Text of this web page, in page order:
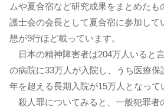
ムや夏合宿など研究成果をまとめた
護士会の会長として夏合宿に参加して
想が9行ほど載っています。
日本の精神障害者は204万人いると
の病院に33万人が入院し、うち医療
年を超える長期入院が15万人となって
殺人罪についてみると、一般犯罪者